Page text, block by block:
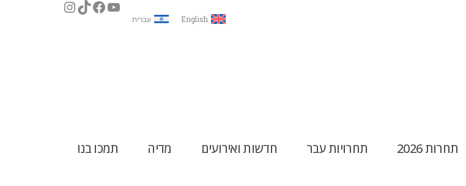
English עברית
תחרות 2026 תחרויות עבר חדשות ואירועים מדיה תמכו בנו